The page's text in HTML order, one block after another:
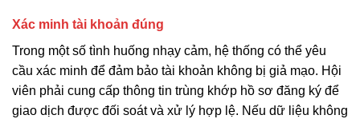
Xác minh tài khoản đúng
Trong một số tình huống nhạy cảm, hệ thống có thể yêu
cầu xác minh để đảm bảo tài khoản không bị giả mạo. Hội
viên phải cung cấp thông tin trùng khớp hồ sơ đăng ký để
giao dịch được đối soát và xử lý hợp lệ. Nếu dữ liệu không